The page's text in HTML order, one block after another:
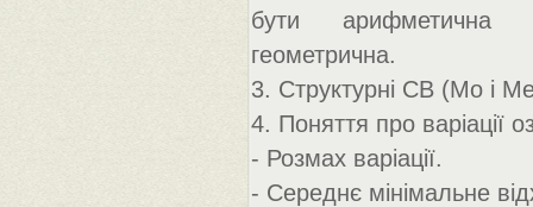
бути арифметична
геометрична.
3. Структурні СВ (Мо і
4. Поняття про варіації
- Розмах варіації.
- Середнє мінімальне